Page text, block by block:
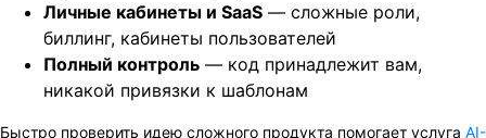
Личные кабинеты и SaaS — сложные роли,
биллинг, кабинеты пользователей
Полный контроль — код принадлежит вам,
никакой привязки к шаблонам
Быстро проверить идею сложного продукта помогает услуга AI-